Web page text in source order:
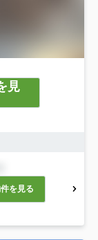
見
を見る